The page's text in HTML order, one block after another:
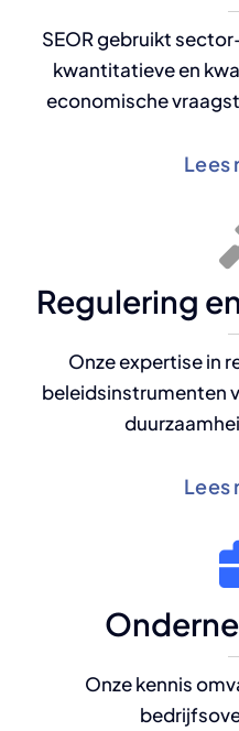
SEOR gebruikt
kwantitatieve en
economische
Lees
Regulering
Onze expertise in
beleidsinstrumenten
Lees
Onze kennis